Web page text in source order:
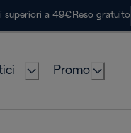
superiori a 49€ Reso gratuito
Promo